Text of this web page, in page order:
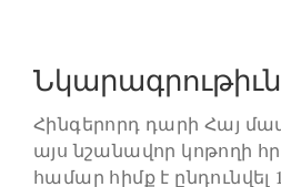
Նկարագրութիւն
Հինգերորդ դարի Հայ
այս նշանավոր կոթողի
համար հիմք է ընդունվել